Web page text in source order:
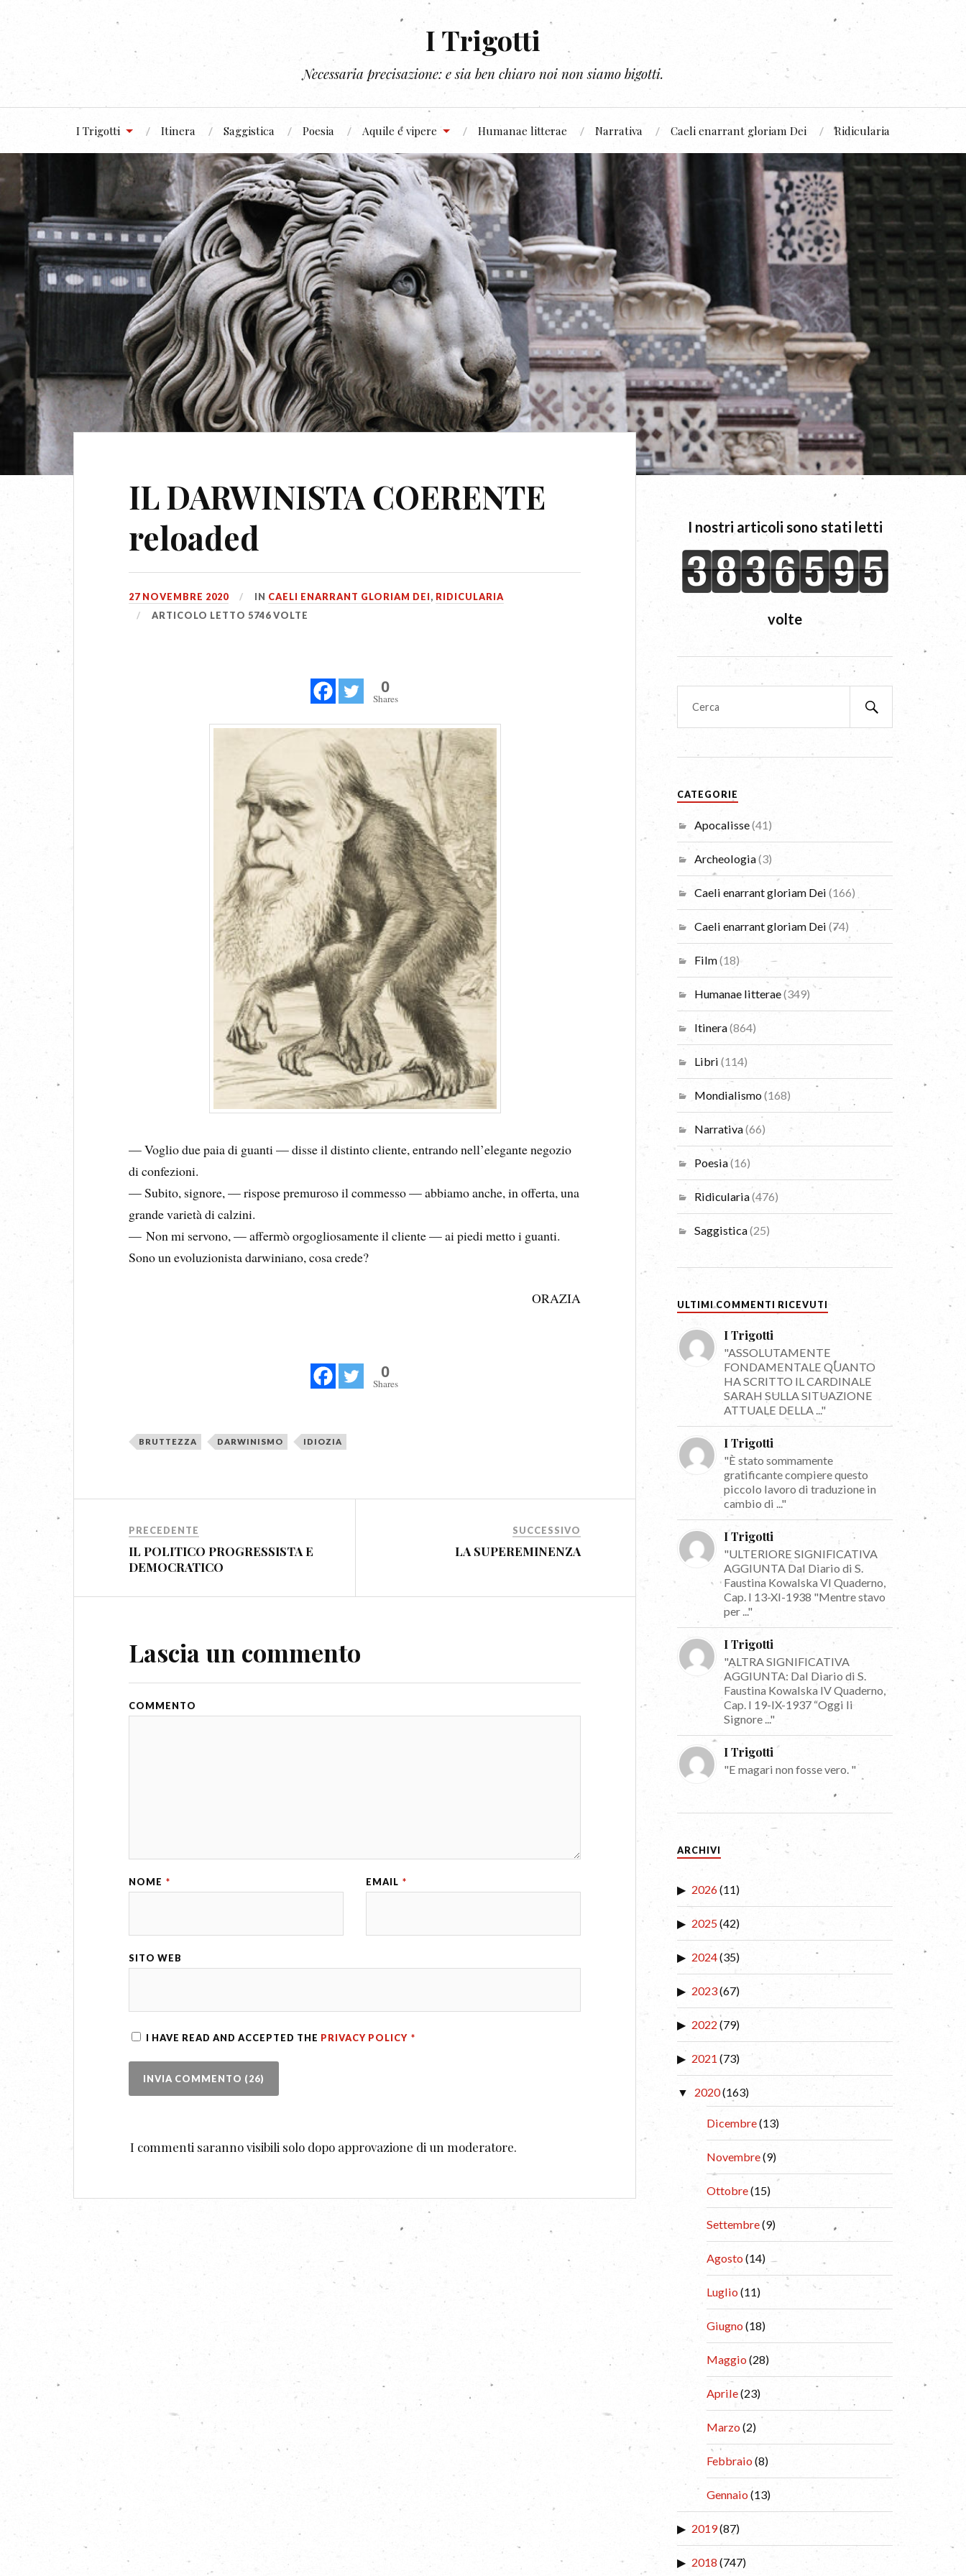
I Trigotti
Necessaria precisazione: e sia ben chiaro noi non siamo bigotti.
I Trigotti Itinera Saggistica Poesia Aquile e vipere Humanae litterae Narrativa Caeli enarrant gloriam Dei Ridicularia
IL DARWINISTA COERENTE
reloaded
27 NOVEMBRE 2020 IN CAELI ENARRANT GLORIAM DEI, RIDICULARIA
ARTICOLO LETTO 5746 VOLTE
0
Shares
— Voglio due paia di guanti — disse il distinto cliente, entrando nell’elegante negozio
di confezioni.
— Subito, signore, — rispose premuroso il commesso — abbiamo anche, in offerta, una
grande varietà di calzini.
— Non mi servono, — affermò orgogliosamente il cliente — ai piedi metto i guanti.
Sono un evoluzionista darwiniano, cosa crede?
ORAZIA
0
Shares
BRUTTEZZA DARWINISMO IDIOZIA
PRECEDENTE
IL POLITICO PROGRESSISTA E
DEMOCRATICO
SUCCESSIVO
LA SUPEREMINENZA
Lascia un commento
COMMENTO
NOME * EMAIL *
SITO WEB
I HAVE READ AND ACCEPTED THE PRIVACY POLICY *
I commenti saranno visibili solo dopo approvazione di un moderatore.
I nostri articoli sono stati letti
volte
CATEGORIE
Apocalisse(41)
Archeologia(3)
Caeli enarrant gloriam Dei (166)
Caeli enarrant gloriam Dei (74)
Film(18)
Humanae litterae(349)
Itinera(864)
Libri (114)
Mondialismo(168)
Narrativa(66)
Poesia(16)
Ridicularia(476)
Saggistica(25)
ULTIMI COMMENTI RICEVUTI
I Trigotti
"ASSOLUTAMENTE
FONDAMENTALE QUANTO
HA SCRITTO IL CARDINALE
SARAH SULLA SITUAZIONE
ATTUALE DELLA ..."
I Trigotti
"È stato sommamente
gratificante compiere questo
piccolo lavoro di traduzione in
cambio di ..."
I Trigotti
"ULTERIORE SIGNIFICATIVA
AGGIUNTA Dal Diario di S.
Faustina Kowalska VI Quaderno,
Cap. I 13-XI-1938 "Mentre stavo
per ..."
I Trigotti
"ALTRA SIGNIFICATIVA
AGGIUNTA: Dal Diario di S.
Faustina Kowalska IV Quaderno,
Cap. I 19-IX-1937 “Oggi li
Signore ..."
I Trigotti
"E magari non fosse vero. "
ARCHIVI
2026(11)
2025(42)
2024(35)
2023(67)
2022 (79)
2021 (73)
2020(163)
Dicembre(13)
Novembre(9)
Ottobre(15)
Settembre(9)
Agosto(14)
Luglio (11)
Giugno (18)
Maggio(28)
Aprile(23)
Marzo(2)
Febbraio(8)
Gennaio(13)
2019(87)
2018(747)